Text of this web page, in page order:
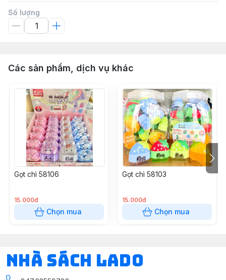
Số lượng
Các sản phẩm, dịch vụ khác
Gọt chì 58106
15.000đ
Chọn mua
Gọt chì 58103
15.000đ
Chọn mua
NHÀ SÁCH LADO